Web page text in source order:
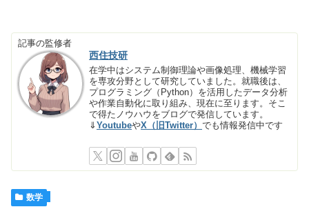
記事の監修者
西住技研
在学中はシステム制御理論や画像処理、機械学習
を専攻分野として研究していました。就職後は、
プログラミング（Python）を活用したデータ分析
や作業自動化に取り組み、現在に至ります。そこ
で得たノウハウをブログで発信しています。
⇓ YoutubeやX（旧Twitter）でも情報発信中です
数学